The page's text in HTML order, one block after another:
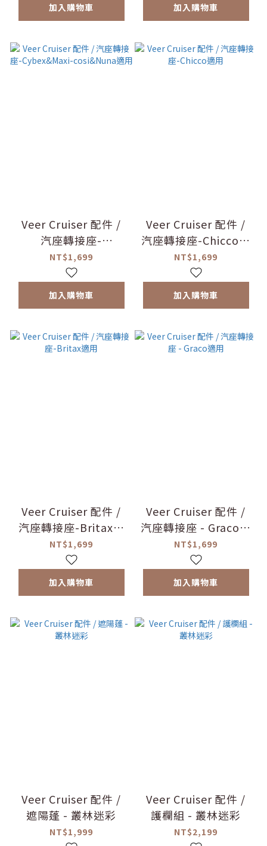
加入購物車 加入購物車
Veer Cruiser 配件 /
汽座轉接座-
Cybex&Maxi-
cosi&Nuna適用
NT$1,699
加入購物車
Veer Cruiser 配件 /
汽座轉接座-Chicco適
用
NT$1,699
加入購物車
Veer Cruiser 配件 /
汽座轉接座-Britax適
用
NT$1,699
加入購物車
Veer Cruiser 配件 /
汽座轉接座 - Graco適
用
NT$1,699
加入購物車
Veer Cruiser 配件 /
遮陽蓬 - 叢林迷彩
NT$1,999
Veer Cruiser 配件 /
護欄組 - 叢林迷彩
NT$2,199